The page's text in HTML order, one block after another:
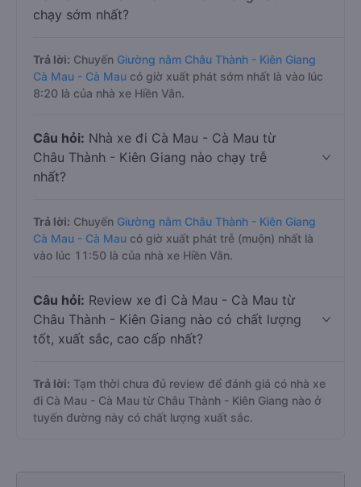
chạy sớm nhất?
Trả lời: Chuyến Giường nằm Châu Thành - Kiên Giang
Cà Mau - Cà Mau có giờ xuất phát sớm nhất là vào lúc
8:20 là của nhà xe Hiền Vân.
Câu hỏi: Nhà xe đi Cà Mau - Cà Mau từ
Châu Thành - Kiên Giang nào chạy trễ
nhất?
Trả lời: Chuyến Giường nằm Châu Thành - Kiên Giang
Cà Mau - Cà Mau có giờ xuất phát trễ (muộn) nhất là
vào lúc 11:50 là của nhà xe Hiền Vân.
Câu hỏi: Review xe đi Cà Mau - Cà Mau từ
Châu Thành - Kiên Giang nào có chất lượng
tốt, xuất sắc, cao cấp nhất?
Trả lời: Tạm thời chưa đủ review để đánh giá có nhà xe
đi Cà Mau - Cà Mau từ Châu Thành - Kiên Giang nào ở
tuyến đường này có chất lượng xuất sắc.